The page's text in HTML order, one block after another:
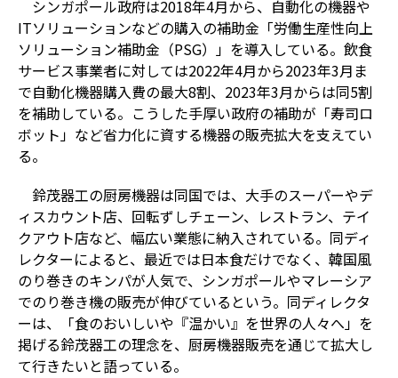
シンガポール政府は2018年4月から、自動化の機器や
ITソリューションなどの購入の補助金「労働生産性向上
ソリューション補助金（PSG）」を導入している。飲食
サービス事業者に対しては2022年4月から2023年3月ま
で自動化機器購入費の最大8割、2023年3月からは同5割
を補助している。こうした手厚い政府の補助が「寿司ロ
ボット」など省力化に資する機器の販売拡大を支えてい
る。
鈴茂器工の厨房機器は同国では、大手のスーパーやデ
ィスカウント店、回転ずしチェーン、レストラン、テイ
クアウト店など、幅広い業態に納入されている。同ディ
レクターによると、最近では日本食だけでなく、韓国風
のり巻きのキンパが人気で、シンガポールやマレーシア
でのり巻き機の販売が伸びているという。同ディレクタ
ーは、「食のおいしいや『温かい』を世界の人々へ」を
掲げる鈴茂器工の理念を、厨房機器販売を通じて拡大し
て行きたいと語っている。